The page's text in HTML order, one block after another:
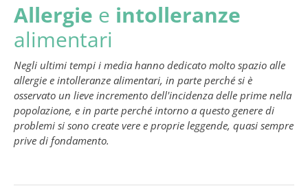
Allergie e intolleranze
alimentari
Negli ultimi tempi i media hanno dedicato molto spazio alle
allergie e intolleranze alimentari, in parte perché si è
osservato un lieve incremento dell'incidenza delle prime nella
popolazione, e in parte perché intorno a questo genere di
problemi si sono create vere e proprie leggende, quasi sempre
prive di fondamento.